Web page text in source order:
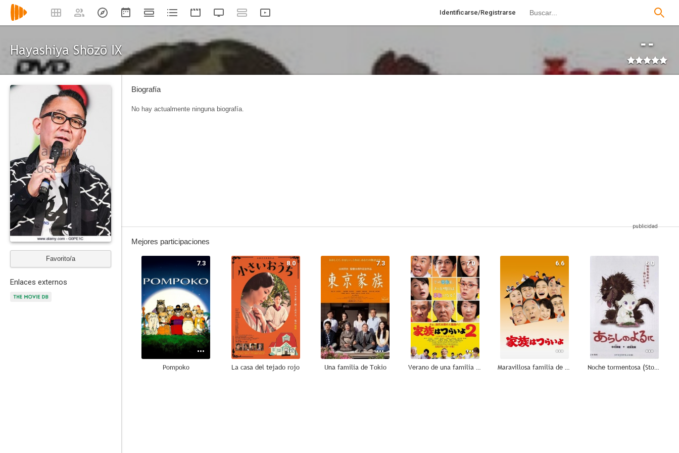
Identificarse/Registrarse
Hayashiya Shōzō IX --
Favorito/a
Enlaces externos
Biografía
No hay actualmente ninguna biografía.
Mejores participaciones
7.3
Pompoko
8.0
La casa del tejado rojo
7.3
Una familia de Tokio
7.0
Verano de una familia de Tokio
6.6
Maravillosa familia de Tokio
6.0
Noche tormentosa (Stormy Night)